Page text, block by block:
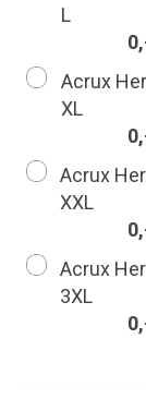
L
Acrux
XL
Acrux
XXL
Acrux
3XL